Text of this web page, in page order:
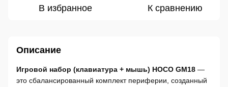
В избранное К сравнению
Описание
Игровой набор (клавиатура + мышь) HOCO GM18 —
это сбалансированный комплект периферии, созданный